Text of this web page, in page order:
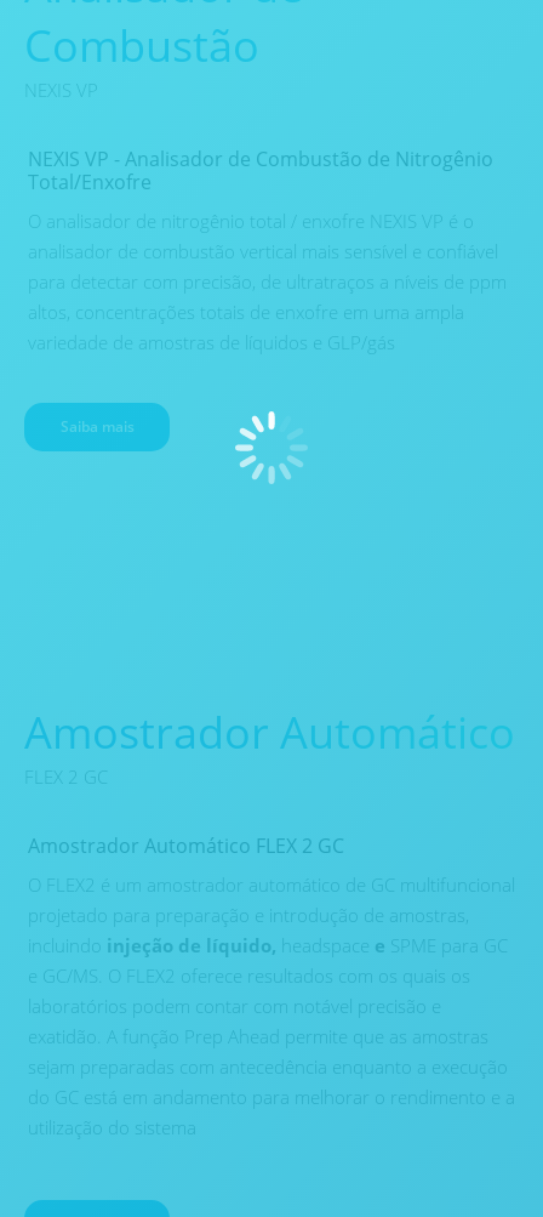
Combustão
NEXIS VP
NEXIS VP - Analisador de Combustão de Nitrogênio
Total/Enxofre
O analisador de nitrogênio total / enxofre NEXIS VP é o
analisador de combustão vertical mais sensível e confiável
para detectar com precisão, de ultratraços a níveis de ppm
altos, concentrações totais de enxofre em uma ampla
variedade de amostras de líquidos e GLP/gás
Saiba mais
Amostrador Automático
FLEX 2 GC
Amostrador Automático FLEX 2 GC
O FLEX2 é um amostrador automático de GC multifuncional
projetado para preparação e introdução de amostras,
incluindo injeção de líquido, headspace e SPME para GC
e GC/MS. O FLEX2 oferece resultados com os quais os
laboratórios podem contar com notável precisão e
exatidão. A função Prep Ahead permite que as amostras
sejam preparadas com antecedência enquanto a execução
do GC está em andamento para melhorar o rendimento e a
utilização do sistema